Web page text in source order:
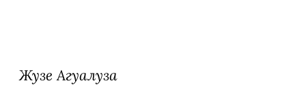
Жузе Агуалуза